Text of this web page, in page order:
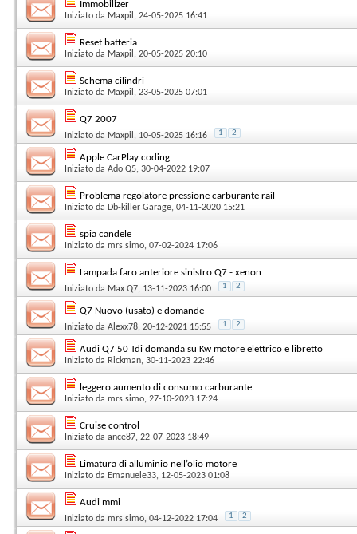
Immobilizer
Iniziato da Maxpil , 24-05-2025 16:41
Reset batteria
Iniziato da Maxpil , 20-05-2025 20:10
Schema cilindri
Iniziato da Maxpil , 23-05-2025 07:01
Q7 2007
Iniziato da Maxpil , 10-05-2025 16:16 1 2
Apple CarPlay coding
Iniziato da Ado Q5, 30-04-2022 19:07
Problema regolatore pressione carburante rail
Iniziato da Db-killer Garage, 04-11-2020 15:21
spia candele
Iniziato da mrs simo, 07-02-2024 17:06
Lampada faro anteriore sinistro Q7 - xenon
Iniziato da Max Q7, 13-11-2023 16:00 1 2
Q7 Nuovo (usato) e domande
Iniziato da Alexx78, 20-12-2021 15:55 1 2
Audi Q7 50 Tdi domanda su Kw motore elettrico e libretto
Iniziato da Rickman, 30-11-2023 22:46
leggero aumento di consumo carburante
Iniziato da mrs simo, 27-10-2023 17:24
Cruise control
Iniziato da ance87, 22-07-2023 18:49
Limatura di alluminio nell’olio motore
Iniziato da Emanuele33, 12-05-2023 01:08
Audi mmi
Iniziato da mrs simo, 04-12-2022 17:04 1 2